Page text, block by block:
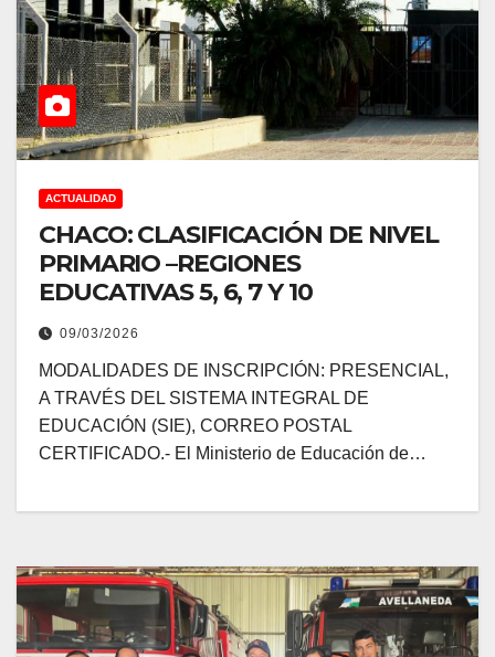
ACTUALIDAD
CHACO: CLASIFICACIÓN DE NIVEL
PRIMARIO –REGIONES
EDUCATIVAS 5, 6, 7 Y 10
09/03/2026
MODALIDADES DE INSCRIPCIÓN: PRESENCIAL,
A TRAVÉS DEL SISTEMA INTEGRAL DE
EDUCACIÓN (SIE), CORREO POSTAL
CERTIFICADO.- El Ministerio de Educación de…